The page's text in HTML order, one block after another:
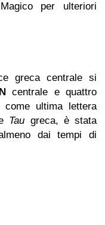
per ulteriori
greca centrale si
N
centrale e quattro
come ultima lettera
Tau greca, è stata
dai tempi di